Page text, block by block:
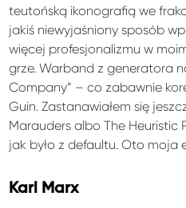
teutońską ikonografią we
jakiś niewyjaśniony sposób
więcej profesjonalizmu w
grze. Warband z generatora
Company” – co zabawnie
Guin. Zastanawiałem się
Marauders albo The Heuristic
jak było z defaultu. Oto moja
Karl Marx